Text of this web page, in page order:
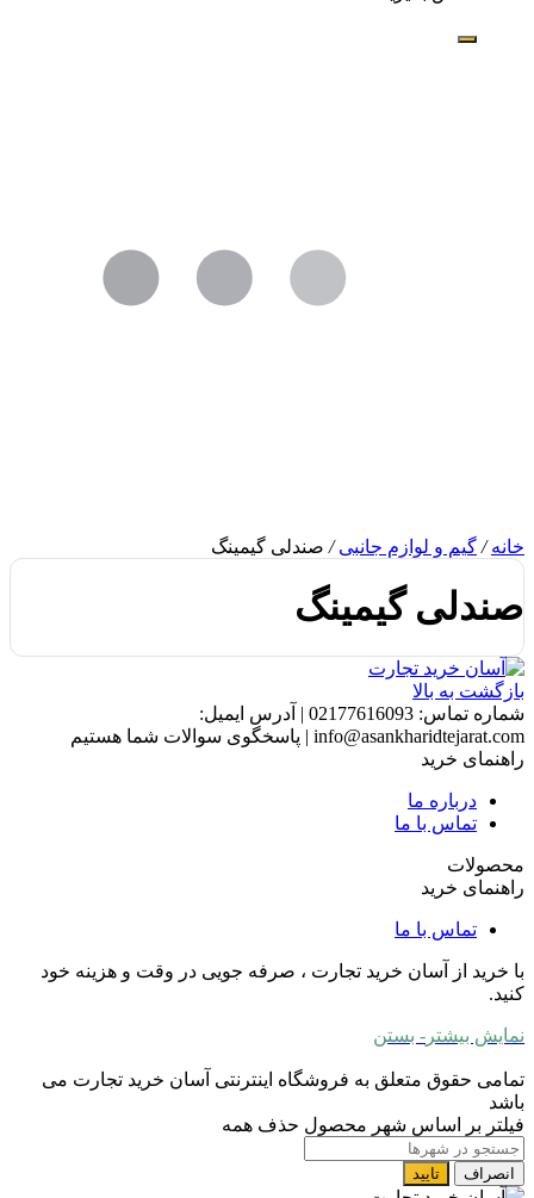
خانه/ گیم و لوازم جانبی/ صندلی گیمینگ
صندلی گیمینگ
بازگشت به بالا
شماره تماس: 02177616093
| آدرس ایمیل:
info@asankharidtejarat.com
| پاسخگوی سوالات شما هستیم
راهنمای خرید
درباره ما
تماس با ما
محصولات
راهنمای خرید
تماس با ما
با خرید از آسان خرید تجارت ، صرفه جویی در وقت و هزینه خود
کنید.
نمایش بیشتر - بستن
تمامی حقوق متعلق به فروشگاه اینترنتی آسان خرید تجارت می
باشد
فیلتر بر اساس شهر محصول حذف همه
انصراف تایید